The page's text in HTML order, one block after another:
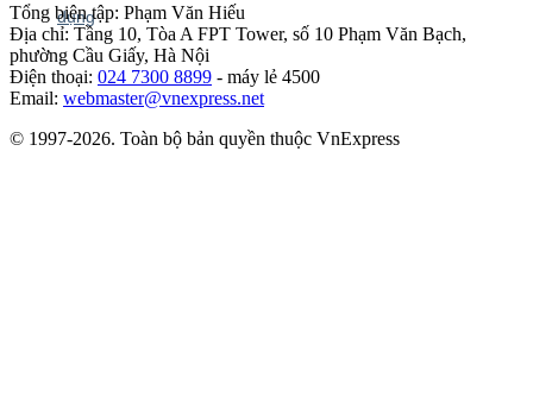
Tổng biên tập: Phạm Văn Hiếu
Địa chỉ: Tầng 10, Tòa A FPT Tower, số 10 Phạm Văn Bạch,
phường Cầu Giấy, Hà Nội
Điện thoại: 024 7300 8899 - máy lẻ 4500
Email: webmaster@vnexpress.net
© 1997-2026. Toàn bộ bản quyền thuộc VnExpress